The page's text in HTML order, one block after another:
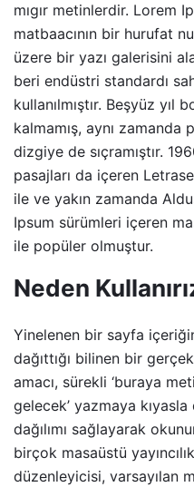
mıgır metinlerdir. Lorem
matbaacının bir hurufat
üzere bir yazı galerisini
beri endüstri standardı
kullanılmıştır. Beşyüz yıl
kalmamış, aynı
dizgiye de sıçramıştır.
pasajları da içeren
ile ve yakın zamanda
Ipsum sürümleri içeren
ile popüler olmuştur.
Neden
Yinelenen bir sayfa
dağıttığı bilinen bir
amacı, sürekli ‘buraya
gelecek’ yazmaya
dağılımı sağlayarak
birçok masaüstü
düzenleyicisi, varsayılan